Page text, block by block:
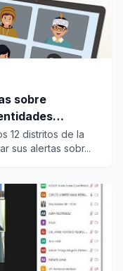
sobre
12 distritos de la
sus alertas sobr...